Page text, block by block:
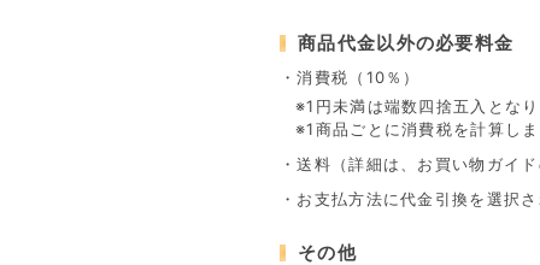
商品代金以外の必要料金
・消費税（10％）
※1円未満は端数四捨五入とな
※1商品ごとに消費税を計算し
・送料（詳細は、お買い物ガイ
・お支払方法に代金引換を選択
その他